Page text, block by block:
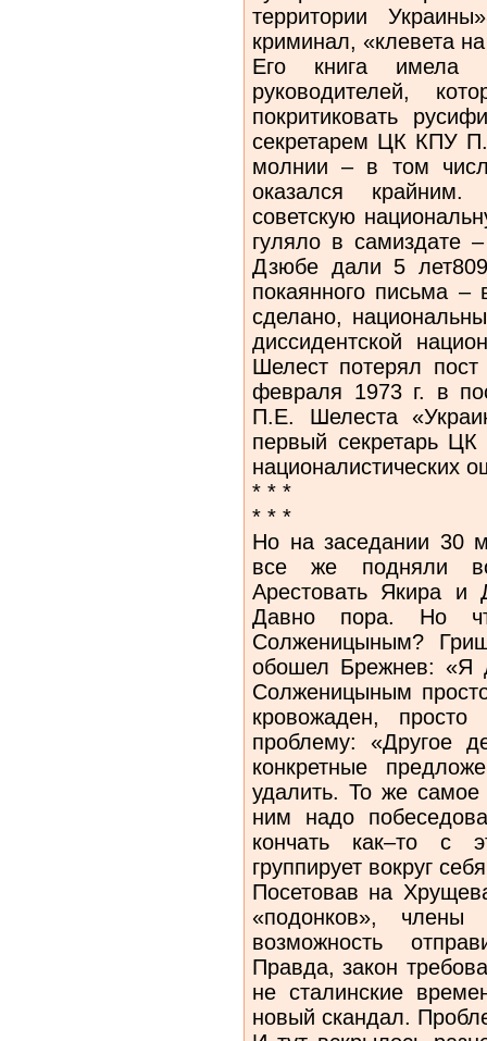
территории
криминал, «клевета
Его книга имела
руководителей,
покритиковать
секретарем ЦК КПУ
молнии – в том
оказался
советскую
гуляло в самиздате
Дзюбе дали 5
покаянного письма
сделано,
диссидентской
Шелест потерял
февраля 1973 г. в
П.Е. Шелеста
первый секретарь
националистических
* * *
* * *
Но на заседании 30
все же подняли
Арестовать Якира и
Давно пора. Но
Солженицыным?
обошел Брежнев: «Я
Солженицыным
кровожаден,
проблему: «Другое
конкретные
удалить. То же
ним надо
кончать как–то с
группирует вокруг
Посетовав на
«подонков», члены
возможность
Правда, закон
не сталинские
новый скандал.